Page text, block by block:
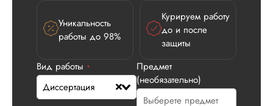
Уникальность
работы до 98%
Курируем работу
до и после
защиты
Вид работы *
Диссертация
Предмет
(необязательно)